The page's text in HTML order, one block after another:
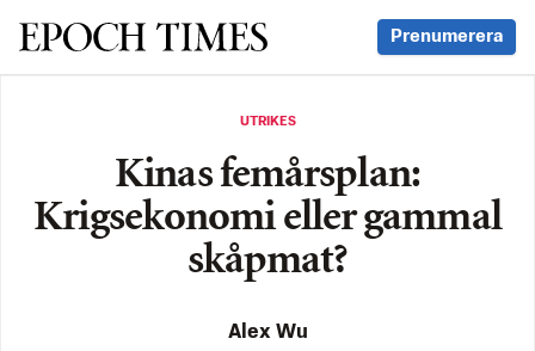
Svenska Epoch Times Prenumerera
UTRIKES
Kinas femårsplan:
Krigsekonomi eller gammal
skåpmat?
Alex Wu